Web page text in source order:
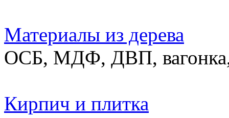
Материалы из дерева
ОСБ, МДФ, ДВП,
Кирпич и плитка